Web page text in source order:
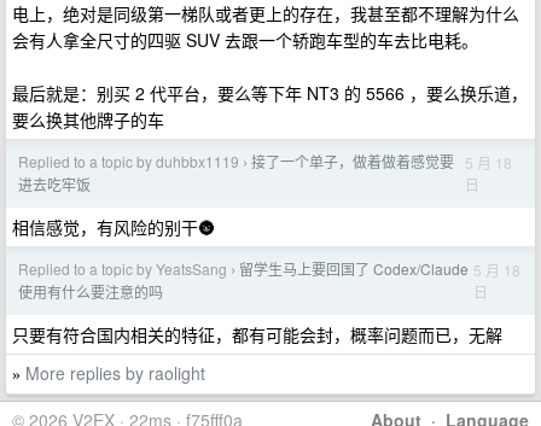
电上，绝对是同级第一梯队或者更上的存在，我甚至都不理解为什么
会有人拿全尺寸的四驱 SUV 去跟一个轿跑车型的车去比电耗。
最后就是：别买 2 代平台，要么等下年 NT3 的 5566 ，要么换乐道，
要么换其他牌子的车
Replied to a topic by duhbbx1119 › 接了一个单子，做着做着感觉要
进去吃牢饭
5 月 18
日
相信感觉，有风险的别干🌚
Replied to a topic by YeatsSang › 留学生马上要回国了 Codex/Claude
使用有什么要注意的吗
5 月 18
日
只要有符合国内相关的特征，都有可能会封，概率问题而已，无解
» More replies by raolight
About · Language
© 2026 V2EX · 22ms · f75fff0a